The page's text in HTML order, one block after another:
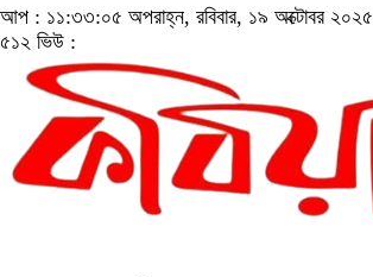
আপ : ১১:৩৩:০৫ অপরাহ্ন, রবিবার, ১৯ অক্টোবর ২০২৫
৫১২ ভিউ :